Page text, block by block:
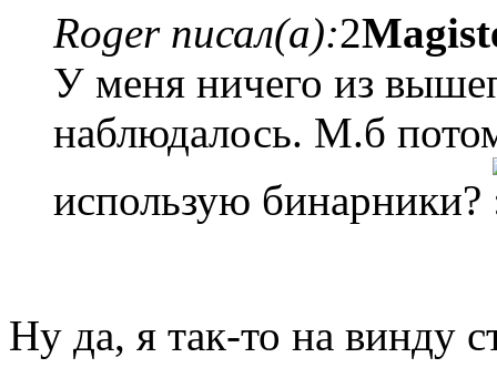
Roger писал(а):2
У меня ничего из
наблюдалось. М.б
использую бинарники?
Ну да, я так-то на винду